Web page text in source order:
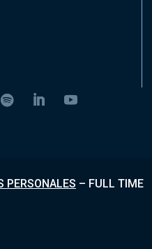
PERSONALES – FULL TIME